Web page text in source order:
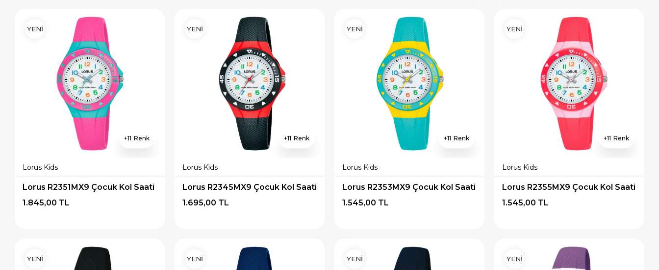
11
Lorus Kids
Lorus R2351MX9 Çocuk Kol Saati
1.845,00 TL
YENİ
11
Lorus Kids
Lorus R2345MX9 Çocuk Kol Saati
1.695,00 TL
YENİ
11
Lorus Kids
Lorus R2353MX9 Çocuk Kol Saati
1.545,00 TL
YENİ
11
Lorus Kids
Lorus R2355MX9 Çocuk Kol Saati
1.545,00 TL
YENİ
YENİ YENİ YENİ YENİ